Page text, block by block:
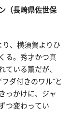
（長崎県佐世保
、横須賀よりひ
る。秀才かつ真
ている薫だが、
ダ付きのワル"と
っかけに、ジャ
つ変わってい